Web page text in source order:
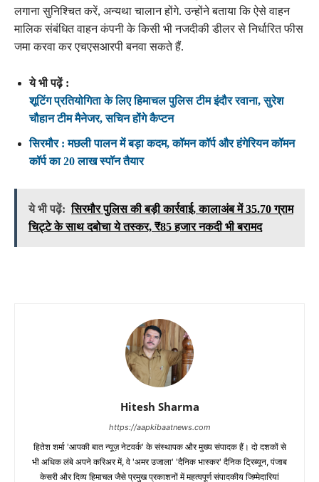
लगाना सुनिश्चित करें, अन्यथा चालान होंगे. उन्होंने बताया कि ऐसे वाहन
मालिक संबंधित वाहन कंपनी के किसी भी नजदीकी डीलर से निर्धारित फीस
जमा करवा कर एचएसआरपी बनवा सकते हैं.
ये भी पढ़ें :
शूटिंग प्रतियोगिता के लिए हिमाचल पुलिस टीम इंदौर रवाना, सुरेश
चौहान टीम मैनेजर, सचिन होंगे कैप्टन
सिरमौर : मछली पालन में बड़ा कदम, कॉमन कॉर्प और हंगेरियन कॉमन
कॉर्प का 20 लाख स्पॉन तैयार
ये भी पढ़ें: सिरमौर पुलिस की बड़ी कार्रवाई, कालाअंब में 35.70 ग्राम
चिट्टे के साथ दबोचा ये तस्कर, ₹85 हजार नकदी भी बरामद
Hitesh Sharma
https://aapkibaatnews.com
हितेश शर्मा 'आपकी बात न्यूज़ नेटवर्क' के संस्थापक और मुख्य संपादक हैं। दो दशकों से
भी अधिक लंबे अपने करिअर में, वे 'अमर उजाला' 'दैनिक भास्कर' दैनिक ट्रिब्यून, पंजाब
केसरी और दिव्य हिमाचल जैसे प्रमुख प्रकाशनों में महत्वपूर्ण संपादकीय जिम्मेदारियां